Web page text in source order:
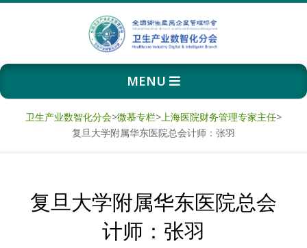
卫
生
产
数
Primary
Navigation
MENU
卫生产业数智化分会>微慕专栏>上海医院财务管理专家主任>
复旦大学附属华东医院总会计师：张羽
复旦大学附属华东医院总会
计师：张羽